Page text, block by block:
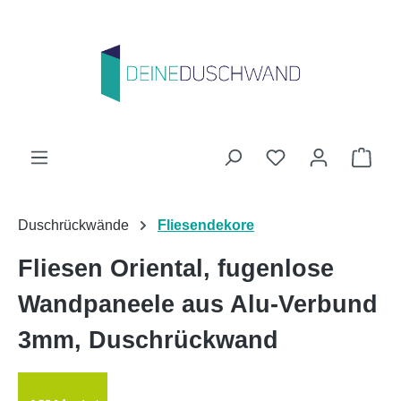
Du hast 0
Duschrückwände Fliesendekore
Fliesen Oriental, fugenlose
Wandpaneele aus Alu-Verbund
3mm, Duschrückwand